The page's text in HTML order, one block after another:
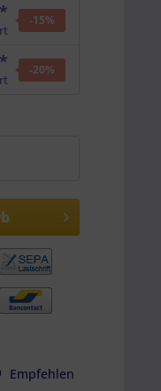
-15%
-20%
Empfehlen